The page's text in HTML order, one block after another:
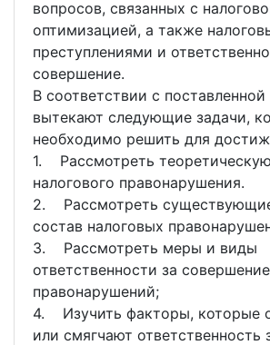
вопросов, связанных с
оптимизацией, а также
преступлениями и
совершение.
В соответствии с
вытекают следующие задачи,
необходимо решить для
1. Рассмотреть
налогового правонарушения.
2. Рассмотреть
состав налоговых
3. Рассмотреть меры и виды
ответственности за
правонарушений;
4. Изучить факторы, которые
или смягчают ответственность